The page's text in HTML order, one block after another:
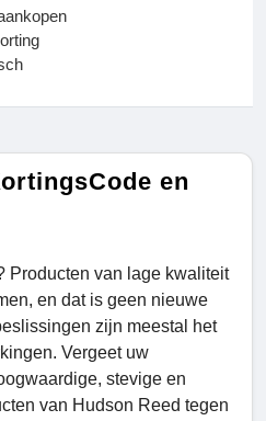
en
Producten van lage kwaliteit
en dat is geen nieuwe
zijn meestal het
Vergeet uw
stevige en
van Hudson Reed tegen